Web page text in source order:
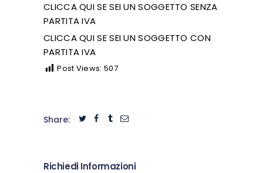
CLICCA QUI SE SEI UN SOGGETTO SENZA
PARTITA IVA
CLICCA QUI SE SEI UN SOGGETTO CON
PARTITA IVA
Post Views: 507
Share:
Richiedi Informazioni